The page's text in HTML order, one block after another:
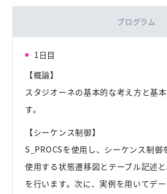
プログラム
1日目
【概論】
スタジオーネの基本的な考え方と基
す。
【シーケンス制御】
S_PROCSを使用し、シーケンス制御
使用する状態遷移図とテーブル記述
を行います。次に、実例を用いてデ